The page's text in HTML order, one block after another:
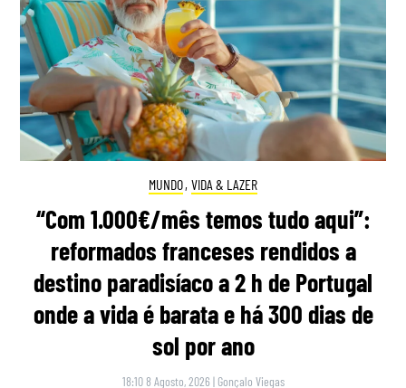
MUNDO, VIDA & LAZER
“Com 1.000€/mês temos tudo aqui”:
reformados franceses rendidos a
destino paradisíaco a 2 h de Portugal
onde a vida é barata e há 300 dias de
sol por ano
18:10 8 Agosto, 2026 | Gonçalo Viegas